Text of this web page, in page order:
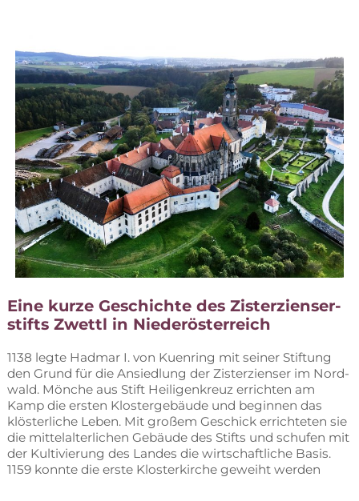
Eine kur­ze Ge­schich­te des Zis­ter­zi­en­ser­
stifts Zwettl in Niederösterreich
1138 leg­te Had­mar I. von Kuen­ring mit sei­ner Stif­tung
den Grund für die An­sied­lung der Zis­ter­zi­en­ser im Nord­
wald. Mön­che aus Stift Hei­li­gen­kreuz er­rich­ten am
Kamp die ers­ten Klos­ter­ge­bäu­de und be­gin­nen das
klös­ter­li­che Le­ben. Mit gro­ßem Ge­schick er­rich­te­ten sie
die mit­tel­al­ter­li­chen Ge­bäu­de des Stifts und schu­fen mit
der Kul­ti­vie­rung des Lan­des die wirt­schaft­li­che Ba­sis.
1159 konn­te die ers­te Klos­ter­kir­che ge­weiht werden